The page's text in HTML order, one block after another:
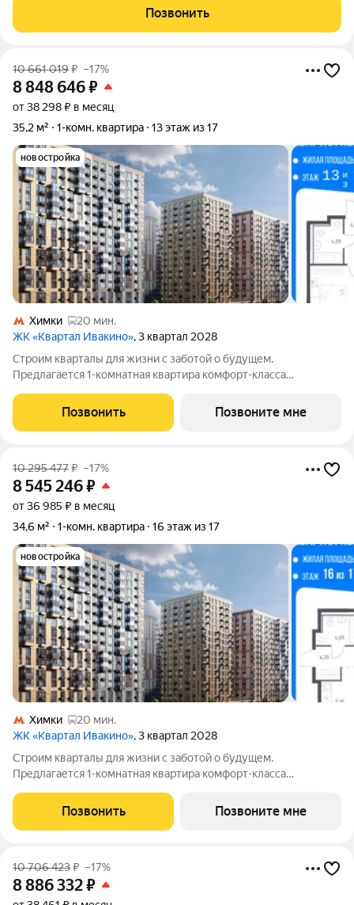
Уютный ЖК выполнен по дизайнерскому проекту, кирпичная
застройка, очень тёплые дома, в
Позвонить
10 661 019₽ –17%
8 848 646₽
от 38 298 ₽ в месяц
35,2 м²
1-комн. квартира 13 этаж из 17
новостройка
Химки
20 мин.
ЖК «Квартал Ивакино», 3 квартал 2028
Строим кварталы для жизни с заботой о будущем.
Предлагается 1-комнатная квартира комфорт-класса
на 13-м этаже, в жилом комплексе "Квартал
Ивакино".Позаботились о вашем времени, поэтому
Позвонить Позвоните мне
10 295 477₽ –17%
8 545 246₽
от 36 985 ₽ в месяц
34,6 м²
1-комн. квартира 16 этаж из 17
новостройка
Химки
20 мин.
ЖК «Квартал Ивакино», 3 квартал 2028
Строим кварталы для жизни с заботой о будущем.
Предлагается 1-комнатная квартира комфорт-класса
на 16-м этаже, в жилом комплексе "Квартал
Ивакино".Позаботились о вашем времени, поэтому
Позвонить Позвоните мне
10 706 423₽ –17%
8 886 332₽